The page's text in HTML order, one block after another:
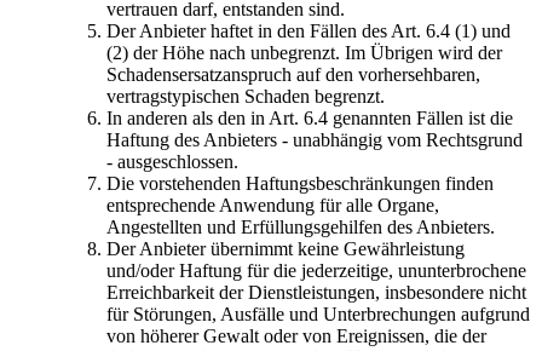
vertrauen darf, entstanden sind.
Der Anbieter haftet in den Fällen des Art. 6.4 (1) und
(2) der Höhe nach unbegrenzt. Im Übrigen wird der
Schadensersatzanspruch auf den vorhersehbaren,
vertragstypischen Schaden begrenzt.
In anderen als den in Art. 6.4 genannten Fällen ist die
Haftung des Anbieters - unabhängig vom Rechtsgrund
- ausgeschlossen.
Die vorstehenden Haftungsbeschränkungen finden
entsprechende Anwendung für alle Organe,
Angestellten und Erfüllungsgehilfen des Anbieters.
Der Anbieter übernimmt keine Gewährleistung
und/oder Haftung für die jederzeitige, ununterbrochene
Erreichbarkeit der Dienstleistungen, insbesondere nicht
für Störungen, Ausfälle und Unterbrechungen aufgrund
von höherer Gewalt oder von Ereignissen, die der